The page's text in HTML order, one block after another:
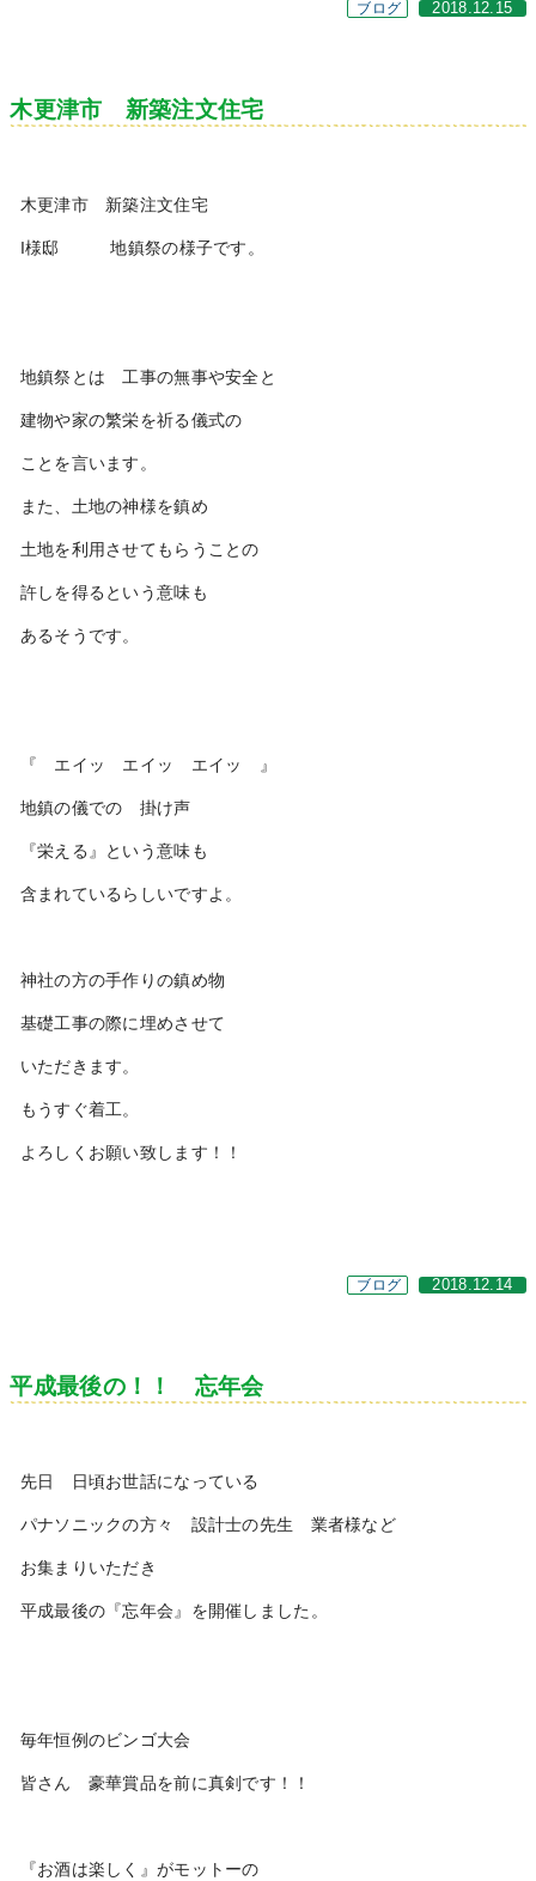
ブログ 2018.12.15
木更津市 新築注文住宅
木更津市 新築注文住宅
I様邸 地鎮祭の様子です。
地鎮祭とは 工事の無事や安全と
建物や家の繁栄を祈る儀式の
ことを言います。
また、土地の神様を鎮め
土地を利用させてもらうことの
許しを得るという意味も
あるそうです。
『 エイッ エイッ エイッ 』
地鎮の儀での 掛け声
『栄える』という意味も
含まれているらしいですよ。
神社の方の手作りの鎮め物
基礎工事の際に埋めさせて
いただきます。
もうすぐ着工。
よろしくお願い致します！！
ブログ 2018.12.14
平成最後の！！ 忘年会
先日 日頃お世話になっている
パナソニックの方々 設計士の先生 業者様など
お集まりいただき
平成最後の『忘年会』を開催しました。
毎年恒例のビンゴ大会
皆さん 豪華賞品を前に真剣です！！
『お酒は楽しく』がモットーの